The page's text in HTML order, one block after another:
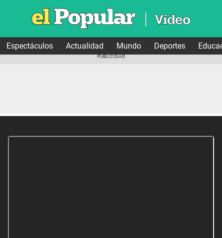
Espectáculos Actualidad Mundo Deportes